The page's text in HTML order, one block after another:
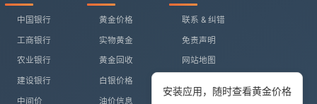
安装应用，随时查看黄金价格
中国银行
工商银行
农业银行
建设银行
中间价
黄金价格
实物黄金
黄金回收
白银价格
油价信息
联系 & 纠错
免责声明
网站地图